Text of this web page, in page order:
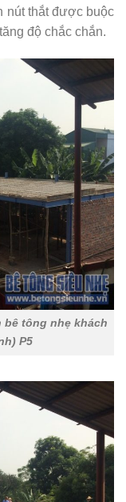
nút thắt được buộc
độ chắc chắn.
tông nhẹ khách
P5